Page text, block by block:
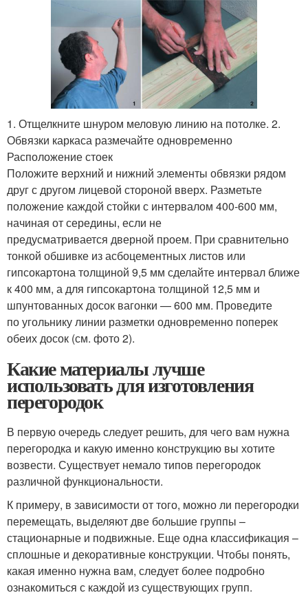
1. Отщелкните шнуром меловую линию на потолке. 2.
Обвязки каркаса размечайте одновременно
Расположение стоек
Положите верхний и нижний элементы обвязки рядом
друг с другом лицевой стороной вверх. Разметьте
положение каждой стойки с интервалом 400-600 мм,
начиная от середины, если не
предусматривается дверной проем. При сравнительно
тонкой обшивке из асбоцементных листов или
гипсокартона толщиной 9,5 мм сделайте интервал ближе
к 400 мм, а для гипсокартона толщиной 12,5 мм и
шпунтованных досок вагонки — 600 мм. Проведите
по угольнику линии разметки одновременно поперек
обеих досок (см. фото 2).
Какие материалы лучше
использовать для изготовления
перегородок
В первую очередь следует решить, для чего вам нужна
перегородка и какую именно конструкцию вы хотите
возвести. Существует немало типов перегородок
различной функциональности.
К примеру, в зависимости от того, можно ли перегородки
перемещать, выделяют две большие группы –
стационарные и подвижные. Еще одна классификация –
сплошные и декоративные конструкции. Чтобы понять,
какая именно нужна вам, следует более подробно
ознакомиться с каждой из существующих групп.